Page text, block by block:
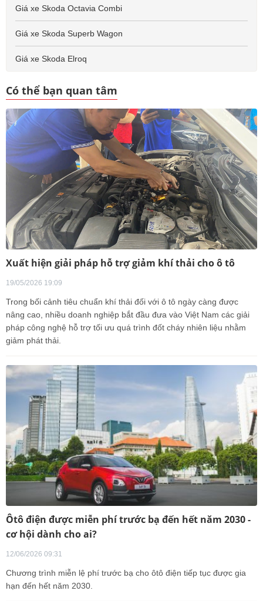
Giá xe Skoda Octavia Combi
Giá xe Skoda Superb Wagon
Giá xe Skoda Elroq
Có thể bạn quan tâm
Xuất hiện giải pháp hỗ trợ giảm khí thải cho ô tô
19/05/2026 19:09
Trong bối cảnh tiêu chuẩn khí thải đối với ô tô ngày càng được
nâng cao, nhiều doanh nghiệp bắt đầu đưa vào Việt Nam các giải
pháp công nghệ hỗ trợ tối ưu quá trình đốt cháy nhiên liệu nhằm
giảm phát thải.
Ôtô điện được miễn phí trước bạ đến hết năm 2030 -
cơ hội dành cho ai?
12/06/2026 09:31
Chương trình miễn lệ phí trước bạ cho ôtô điện tiếp tục được gia
hạn đến hết năm 2030.